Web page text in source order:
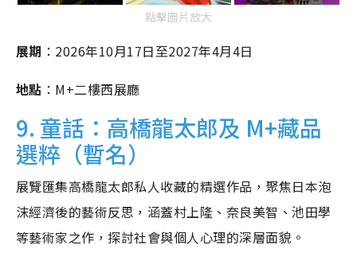
點擊圖片放大
展期 ：2026年10月17日至2027年4月4日
地點 ：M+二樓西展廳
9. 童話：高橋龍太郎及 M+藏品
選粹（暫名）
展覽匯集高橋龍太郎私人收藏的精選作品，聚焦日本泡
沫經濟後的藝術反思，涵蓋村上隆、奈良美智、池田學
等藝術家之作，探討社會與個人心理的深層面貌。